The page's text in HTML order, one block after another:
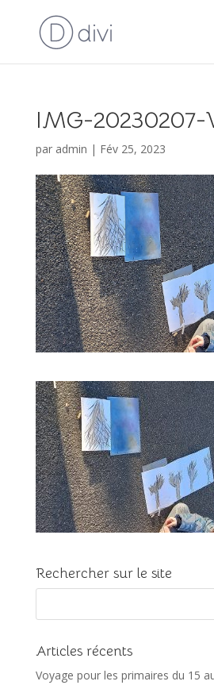
IMG-
par admin | Fév 25, 2023
Rechercher sur le site
Articles récents
Voyage pour les primaires du 15